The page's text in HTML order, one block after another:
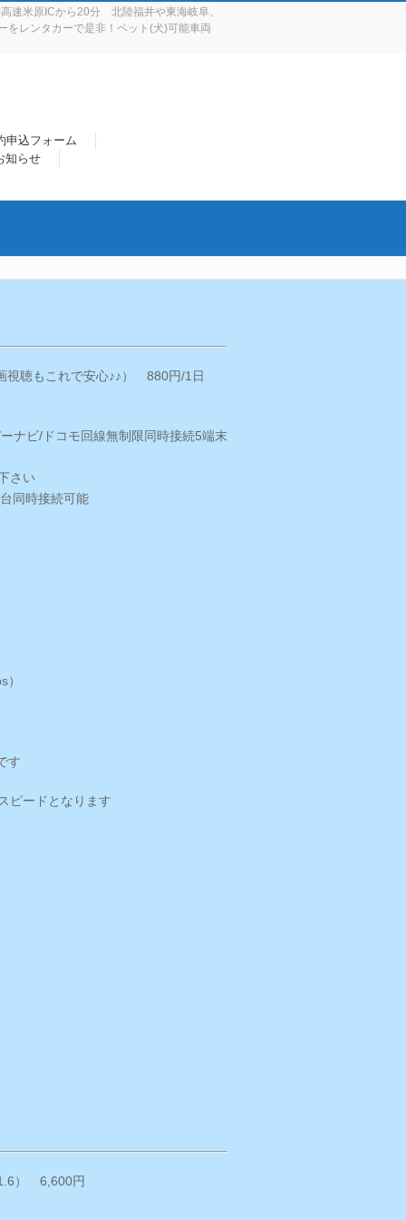
速米原ICから20分 北陸福井や東海岐阜、
をレンタカーで是非！ペット(犬)可能車両
申込フォーム
知らせ
視聴もこれで安心♪♪） 880円/1日
ナビ/ドコモ回線無制限同時接続5端末
さい
同時接続可能
す
ピードとなります
） 6,600円